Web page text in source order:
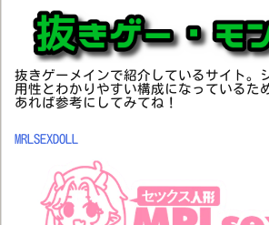
抜きゲーメインで紹介しているサイト。
用性とわかりやすい構成になっているた
あれば参考にしてみてね！
MRLSEXDOLL